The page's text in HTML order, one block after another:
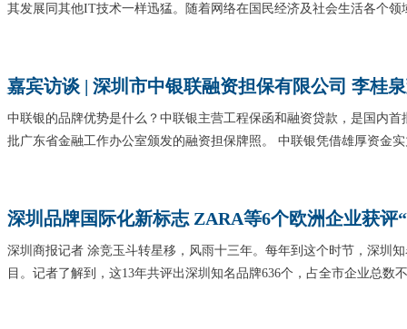
其发展同其他IT技术一样迅猛。随着网络在国民经济及社会生活各个
嘉宾访谈 | 深圳市中银联融资担保有限公司 李桂
中联银的品牌优势是什么？中联银主营工程保函和融资贷款，是国内
批广东省金融工作办公室颁发的融资担保牌照。 中联银凭借雄厚资金
深圳品牌国际化新标志 ZARA等6个欧洲企业获评
深圳商报记者 涂竞玉斗转星移，风雨十三年。每年到这个时节，深圳
目。记者了解到，这13年共评出深圳知名品牌636个，占全市企业总